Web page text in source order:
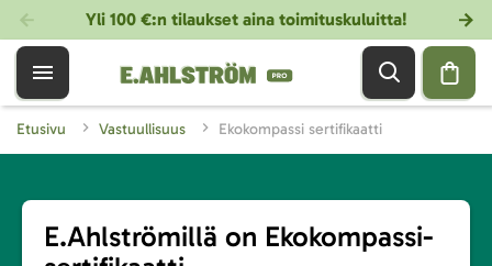
Yli 100 €:n tilaukset aina toimituskuluitta!
Etusivu Vastuullisuus Ekokompassi sertifikaatti
E.Ahlströmillä on Ekokompassi-